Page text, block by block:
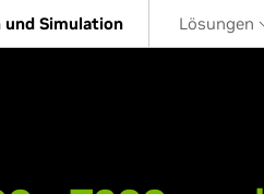
und Simulation Lösungen